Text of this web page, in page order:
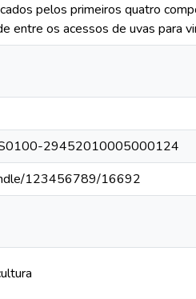
pelos primeiros quatro
entre os acessos de uvas para
29452010005000124
123456789/16692